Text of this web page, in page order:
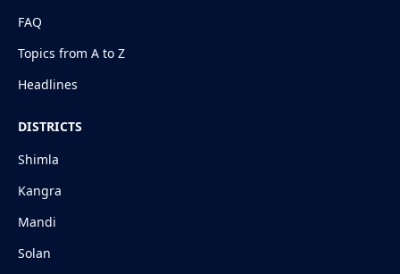
FAQ
Topics from A to Z
Headlines
DISTRICTS
Shimla
Kangra
Mandi
Solan